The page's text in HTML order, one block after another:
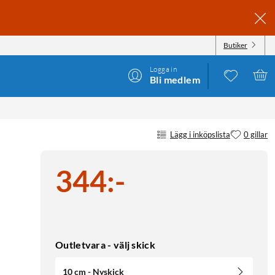
Butiker
Logga in
Bli medlem
Lägg i inköpslista 0 gillar
344:-
Outletvara - välj skick
10 cm - Nyskick